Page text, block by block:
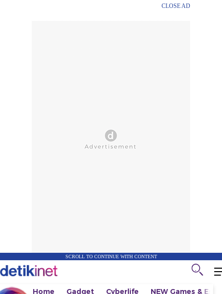
CLOSE AD
SCROLL TO CONTINUE WITH CONTENT
Home Gadget Cyberlife NEW Games &